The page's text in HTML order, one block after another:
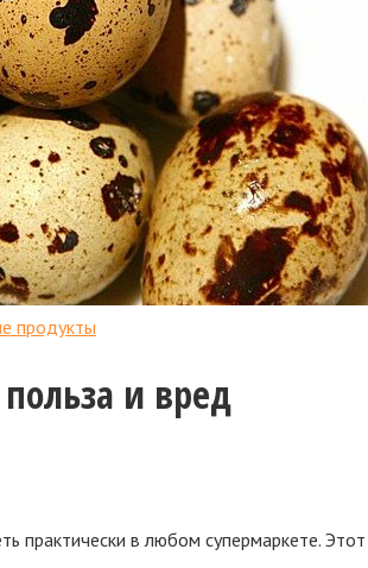
продукты
и вред
практически в любом супермаркете.